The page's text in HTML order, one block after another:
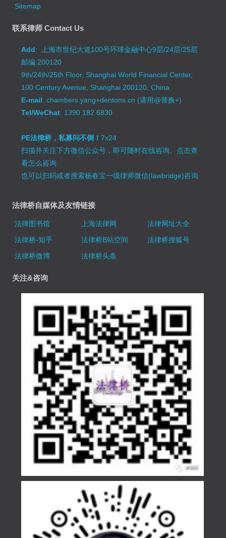
Sitemap
联系律师 Contact Us
Add: 上海市世纪大道100号环球金融中心9层/24层/25层
邮编:200120
9th/24th/25th Floor, Shanghai World Financial Center,
100 Century Avenue, Shanghai 200120, China
E-mail: chambers.yang+dentons.cn (请用@替换+)
Tel/WeChat: 1390 182 6830
PE法律桥，私募问不倒！7x24
扫描并关注下方微信公众号，即可随时在线咨询。 点击查
看怎么咨询
也可以扫码或者搜索杨春宝一级律师微信(lawbridge)咨询
法律桥自媒体及友情链接
法律图书馆 上海法律网
法律网址大全
法律桥-知乎
法律桥B站空间
法律桥搜狐号
法律桥微博
法律桥头条
关注&咨询